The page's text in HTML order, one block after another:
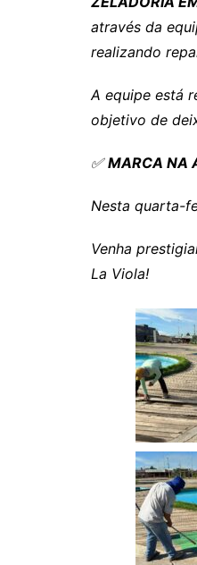
através da
realizando
A equipe está
objetivo de
✅MARCA NA
Nesta quarta-
Venha
La Viola!